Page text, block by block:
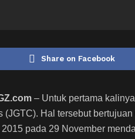
Share on Facebook
– Untuk pertama
(JGTC). Hal tersebut
pada 29 November